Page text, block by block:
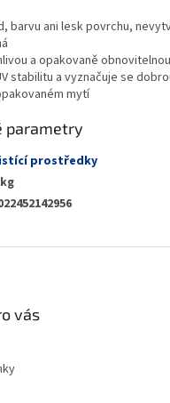
barvu ani lesk povrchu,
a opakovaně
stabilitu a vyznačuje se
mytí
parametry
prostředky
vás